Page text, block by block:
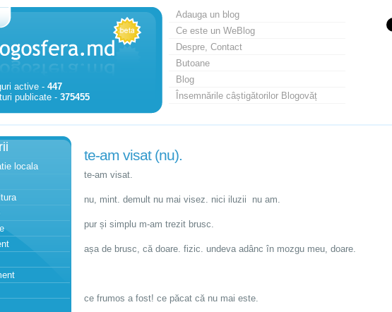
active - 447
publicate - 375455
Adauga un blog
Ce este un WeBlog
Despre, Contact
Butoane
Blog
Însemnările câștigătorilor Blogovăț
locala
te-am visat (nu).
te-am visat.
nu, mint. demult nu mai visez. nici iluzii nu am.
pur și simplu m-am trezit brusc.
așa de brusc, că doare. fizic. undeva adânc în mozgu meu, doare.
ce frumos a fost! ce păcat că nu mai este.